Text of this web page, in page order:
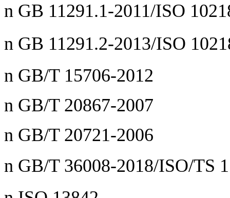
n GB 11291.1-2011/ISO
n GB 11291.2-2013/ISO
n GB/T 15706-2012
n GB/T 20867-2007
n GB/T 20721-2006
n GB/T 36008-2018/ISO/TS